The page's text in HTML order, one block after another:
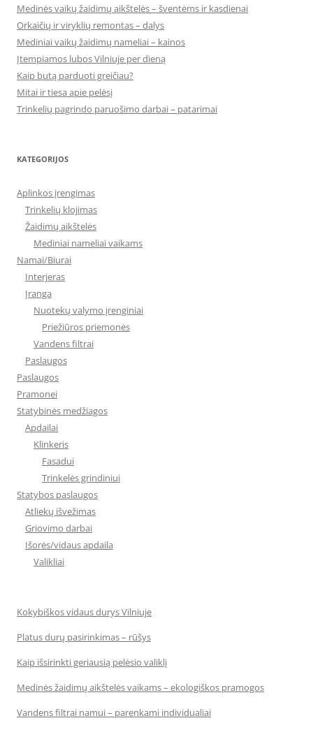
Medinės vaikų žaidimų aikštelės – šventėms ir kasdienai
Orkaičių ir viryklių remontas – dalys
Mediniai vaikų žaidimų nameliai – kainos
Įtempiamos lubos Vilniuje per dieną
Kaip butą parduoti greičiau?
Mitai ir tiesa apie pelėsį
Trinkelių pagrindo paruošimo darbai – patarimai
KATEGORIJOS
Aplinkos įrengimas
Trinkelių klojimas
Žaidimų aikštelės
Mediniai nameliai vaikams
Namai/Biurai
Interjeras
Įranga
Nuotekų valymo įrenginiai
Priežiūros priemonės
Vandens filtrai
Paslaugos
Paslaugos
Pramonei
Statybinės medžiagos
Apdailai
Klinkeris
Fasadui
Trinkelės grindiniui
Statybos paslaugos
Atliekų išvežimas
Griovimo darbai
Išorės/vidaus apdaila
Valikliai
Kokybiškos vidaus durys Vilniuje
Platus durų pasirinkimas – rūšys
Kaip išsirinkti geriausią pelėsio valiklį
Medinės žaidimų aikštelės vaikams – ekologiškos pramogos
Vandens filtrai namui – parenkami individualiai